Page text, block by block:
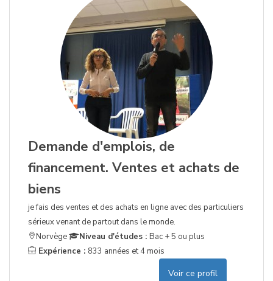
Demande d'emplois, de
financement. Ventes et achats de
biens
je fais des ventes et des achats en ligne avec des particuliers
sérieux venant de partout dans le monde.
Norvège
Niveau d'études : Bac + 5 ou plus
Expérience : 833 années et 4 mois
Voir ce profil